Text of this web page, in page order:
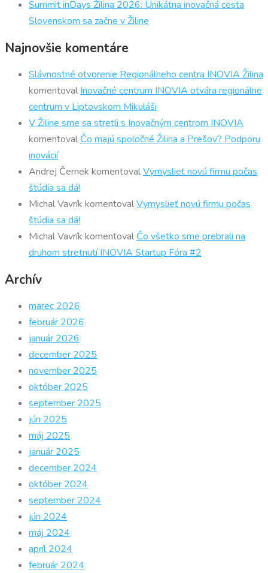
Summit inDays Žilina 2026: Unikátna inovačná cesta
Slovenskom sa začne v Žiline
Najnovšie komentáre
Slávnostné otvorenie Regionálneho centra INOVIA Žilina
komentoval Inovačné centrum INOVIA otvára regionálne
centrum v Liptovskom Mikuláši
V Žiline sme sa stretli s Inovačným centrom INOVIA
komentoval Čo majú spoločné Žilina a Prešov? Podporu
inovácií
Andrej Černek komentovalVymyslieť novú firmu počas
štúdia sa dá!
Michal Vavrík komentovalVymyslieť novú firmu počas
štúdia sa dá!
Michal Vavrík komentoval Čo všetko sme prebrali na
druhom stretnutí INOVIA Startup Fóra #2
Archív
marec 2026
február 2026
január 2026
december 2025
november 2025
október 2025
september 2025
jún 2025
máj 2025
január 2025
december 2024
október 2024
september 2024
jún 2024
máj 2024
apríl 2024
február 2024